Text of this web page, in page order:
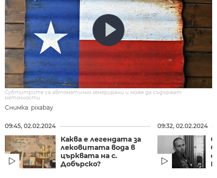
Снимка: pixabay
Субтитрите са автоматично генерирани и може да съдържат
неточности.
09:45, 02.02.2024
Каква е легендата за
лековитата вода в
църквата на с.
Добърско?
09:32, 02.02.2024